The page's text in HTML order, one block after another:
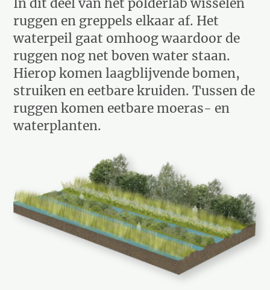
In dit deel van het polderlab wisselen
ruggen en greppels elkaar af. Het
waterpeil gaat omhoog waardoor de
ruggen nog net boven water staan.
Hierop komen laagblijvende bomen,
struiken en eetbare kruiden. Tussen de
ruggen komen eetbare moeras- en
waterplanten.